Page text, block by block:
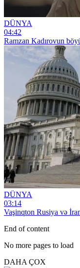
DÜNYA
04:42
Ramzan Kadırovun
DÜNYA
03:14
Vaşinqton Rusiya və
End of content
No more pages to load
DAHA ÇOX